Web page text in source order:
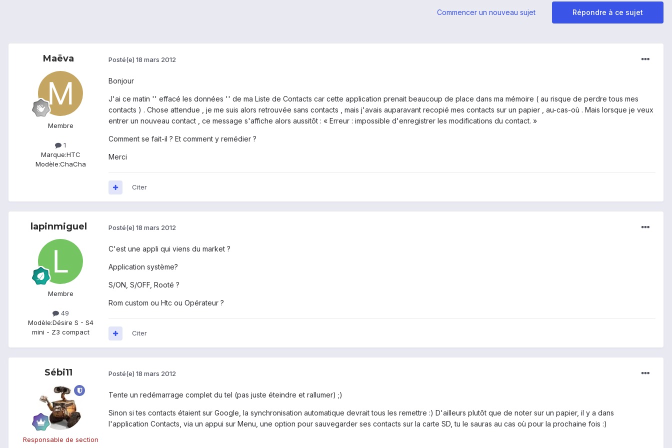
Répondre à ce sujet
Commencer un nouveau sujet
Maëva
Membre
1
Marque:HTC
Modèle:ChaCha
Posté(e) 18 mars 2012
Bonjour
J'ai ce matin '' effacé les données '' de ma Liste de Contacts car cette application prenait beaucoup de place dans ma mémoire ( au risque de perdre tous mes
contacts ) . Chose attendue , je me suis alors retrouvée sans contacts , mais j'avais auparavant recopié mes contacts sur un papier , au-cas-où . Mais lorsque je veux
entrer un nouveau contact , ce message s'affiche alors aussitôt : « Erreur : impossible d'enregistrer les modifications du contact. »
Comment se fait-il ? Et comment y remédier ?
Merci
Citer
lapinmiguel
Membre
49
Modèle:Désire S - S4
mini - Z3 compact
Posté(e) 18 mars 2012
C'est une appli qui viens du market ?
Application système?
S/ON, S/OFF, Rooté ?
Rom custom ou Htc ou Opérateur ?
Citer
Sébi11
Responsable de section
Posté(e) 18 mars 2012
Tente un redémarrage complet du tel (pas juste éteindre et rallumer) ;)
Sinon si tes contacts étaient sur Google, la synchronisation automatique devrait tous les remettre :) D'ailleurs plutôt que de noter sur un papier, il y a dans
l'application Contacts, via un appui sur Menu, une option pour sauvegarder ses contacts sur la carte SD, tu le sauras au cas où pour la prochaine fois :)